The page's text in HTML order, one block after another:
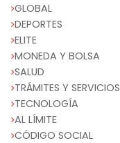
GLOBAL
DEPORTES
ELITE
MONEDA Y BOLSA
SALUD
TRÁMITES Y SERVICIOS
TECNOLOGÍA
AL LÍMITE
CÓDIGO SOCIAL